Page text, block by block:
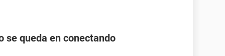
se queda en conectando